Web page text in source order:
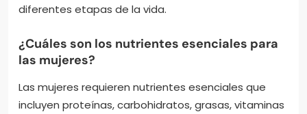
diferentes etapas de la vida.
¿Cuáles son los nutrientes esenciales para
las mujeres?
Las mujeres requieren nutrientes esenciales que
incluyen proteínas, carbohidratos, grasas, vitaminas